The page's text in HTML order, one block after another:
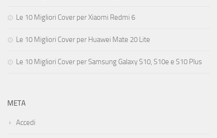
Le 10 Migliori Cover per Xiaomi Redmi 6
Le 10 Migliori Cover per Huawei Mate 20 Lite
Le 10 Migliori Cover per Samsung Galaxy S10, S10e e S10 Plus
META
Accedi